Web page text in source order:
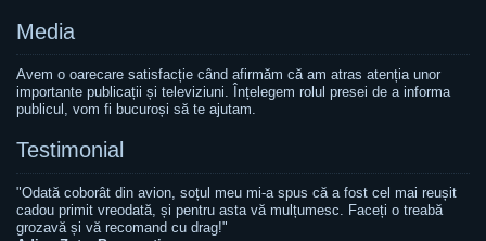
Media
Avem o oarecare satisfacție când afirmăm că am atras atenția unor
importante publicații și televiziuni. Înțelegem rolul presei de a informa
publicul, vom fi bucuroși să te ajutam.
Testimonial
"Odată coborât din avion, soțul meu mi-a spus că a fost cel mai reușit
cadou primit vreodată, și pentru asta vă mulțumesc. Faceți o treabă
grozavă și vă recomand cu drag!"